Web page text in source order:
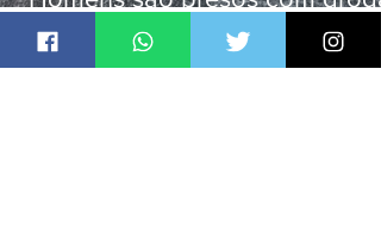
e arma de fogo no Brejal